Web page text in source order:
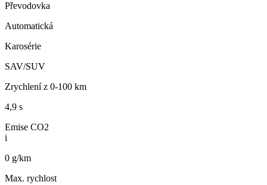
Převodovka
Automatická
Karosérie
SAV/SUV
Zrychlení z 0-100 km
4,9 s
Emise CO2
i
0 g/km
Max. rychlost